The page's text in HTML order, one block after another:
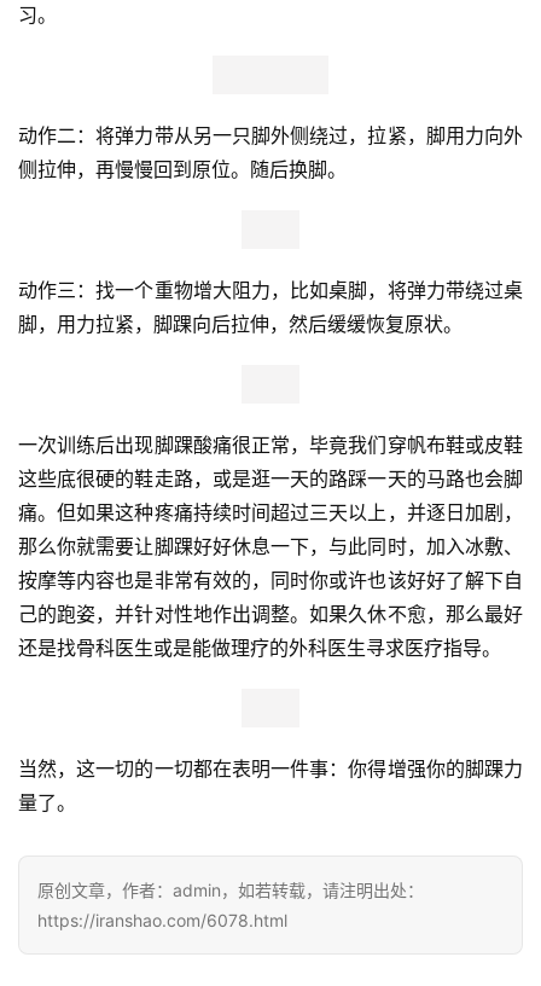
习。
动作二：将弹力带从另一只脚外侧绕过，拉紧，脚用力向外
动作三：找一个重物增大阻力，比如桌脚，将弹力带绕过桌
脚，用力拉紧，脚踝向后拉伸，然后缓缓恢复原状。
一次训练后出现脚踝酸痛很正常，毕竟我们穿帆布鞋或皮鞋
按摩等内容也是非常有效的，同时你或许也该好好了解下自
己的跑姿，并针对性地作出调整。如果久休不愈，那么最好